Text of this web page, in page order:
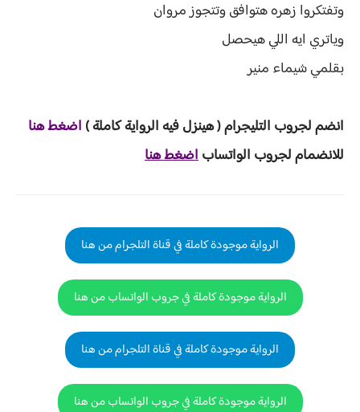
وتفتكروا زهره هتوافق وتتجوز مروان
وياتري ايه اللي هيحصل
بقلمي شيماء منير
انضم لجروب التليجرام ( هينزل فيه الرواية كاملة ) اضغط هنا
للانضمام لجروب الواتساباضغط هنا
الرواية موجودة كاملة في قناة التلجرام من هنا
الرواية موجودة كاملة في جروب الواتساب من هنا
الرواية موجودة كاملة في قناة التلجرام من هنا
الرواية موجودة كاملة في جروب الواتساب من هنا